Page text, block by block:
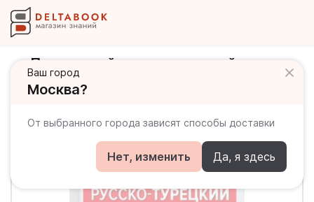
Ваш город
Москва?
От выбранного города зависят способы доставки
Нет, изменить Да, я здесь
Популярный турецкорусский
русскотурецкий словарь